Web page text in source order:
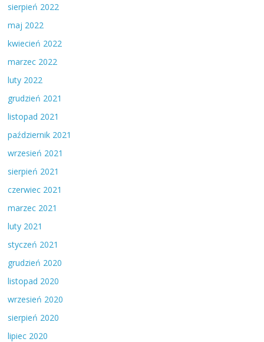
sierpień 2022
maj 2022
kwiecień 2022
marzec 2022
luty 2022
grudzień 2021
listopad 2021
październik 2021
wrzesień 2021
sierpień 2021
czerwiec 2021
marzec 2021
luty 2021
styczeń 2021
grudzień 2020
listopad 2020
wrzesień 2020
sierpień 2020
lipiec 2020